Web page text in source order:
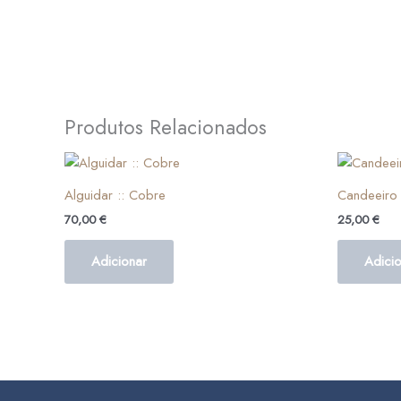
Produtos Relacionados
Alguidar :: Cobre
70,00€
Adicionar
25,00€